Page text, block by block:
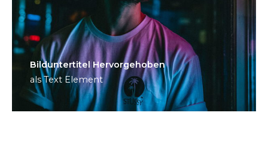
Bild­unter­titel Hervorgehoben
als Text Element